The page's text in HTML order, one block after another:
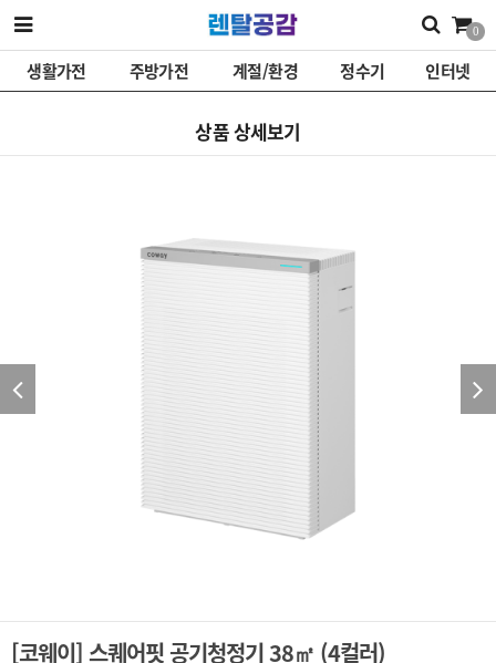
0
생활가전 주방가전 계절/환경 정수기 인터넷
상품 상세보기
[코웨이] 스퀘어핏 공기청정기 38㎡ (4컬러)